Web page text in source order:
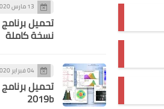
13 مارس 2020
نسخة كاملة
04 فبراير 2020
2019b